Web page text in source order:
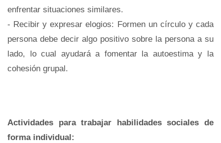
enfrentar situaciones similares.
- Recibir y expresar elogios: Formen un círculo y cada
persona debe decir algo positivo sobre la persona a su
lado, lo cual ayudará a fomentar la autoestima y la
cohesión grupal.
Actividades para trabajar habilidades sociales de
forma individual: